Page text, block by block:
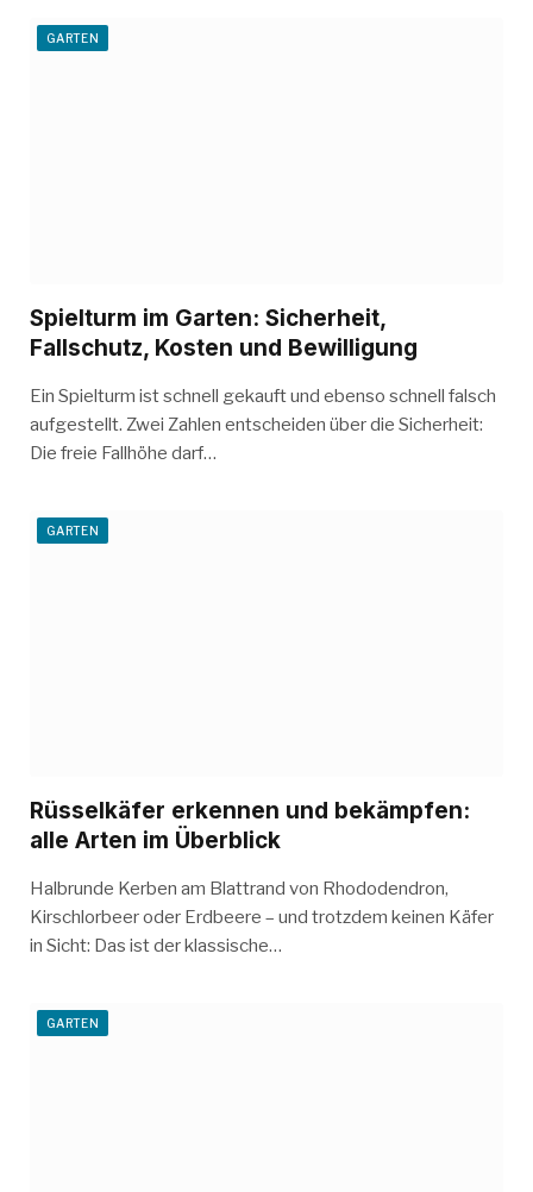
GARTEN
Spielturm im Garten: Sicherheit,
Fallschutz, Kosten und Bewilligung
Ein Spielturm ist schnell gekauft und ebenso schnell falsch
aufgestellt. Zwei Zahlen entscheiden über die Sicherheit:
Die freie Fallhöhe darf…
GARTEN
Rüsselkäfer erkennen und bekämpfen:
alle Arten im Überblick
Halbrunde Kerben am Blattrand von Rhododendron,
Kirschlorbeer oder Erdbeere – und trotzdem keinen Käfer
in Sicht: Das ist der klassische…
GARTEN